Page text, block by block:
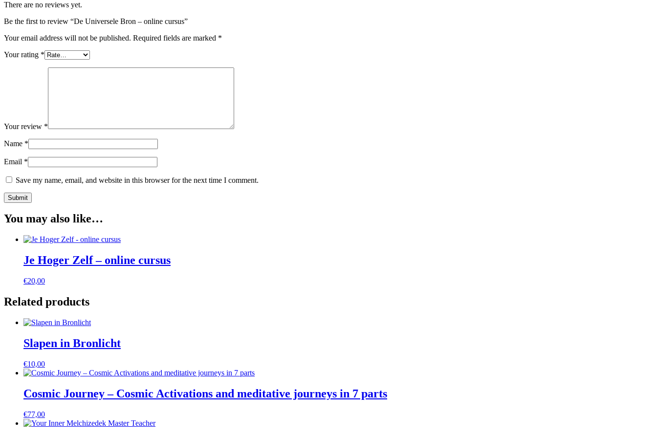
There are no reviews yet.
Be the first to review “De Universele Bron – online cursus”
Your email address will not be published. Required fields are marked *
Your rating *
Your review *
Name *
Email *
Save my name, email, and website in this browser for the next time I comment.
You may also like…
Je Hoger Zelf – online cursus
€20,00
Related products
Slapen in Bronlicht
€10,00
Cosmic Journey – Cosmic Activations and meditative journeys in 7 parts
€77,00